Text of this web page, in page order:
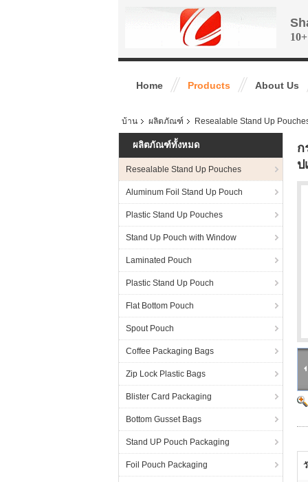
Home Products About Us
บ้าน ผลิตภัณฑ์ Resealable Stand Up
ผลิตภัณฑ์ทั้งหมด
Resealable Stand Up Pouches
Aluminum Foil Stand Up Pouch
Plastic Stand Up Pouches
Stand Up Pouch with Window
Laminated Pouch
Plastic Stand Up Pouch
Flat Bottom Pouch
Spout Pouch
Coffee Packaging Bags
Zip Lock Plastic Bags
Blister Card Packaging
Bottom Gusset Bags
Stand UP Pouch Packaging
Foil Pouch Packaging
ก
ป